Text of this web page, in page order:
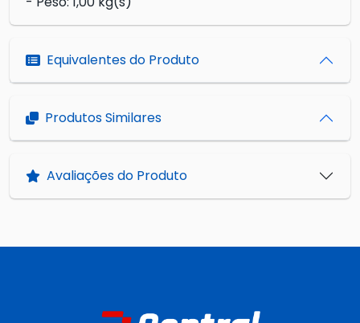
Equivalentes do Produto
Produtos Similares
Avaliações do Produto